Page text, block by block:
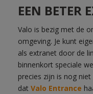
EEN BETER
Valo is bezig met de
omgeving. Je kunt
als extranet door de
binnenkort speciale
precies zijn is nog
dat Valo Entrance